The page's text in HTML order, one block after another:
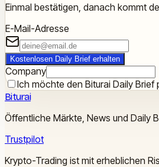
Einmal bestätigen, danach kommt
E-Mail-Adresse
Kostenlosen Daily Brief erhalten
Company
Ich möchte den Biturai Daily Brief
Biturai
Öffentliche Märkte, News und Daily
Trustpilot
Krypto-Trading ist mit erheblichen